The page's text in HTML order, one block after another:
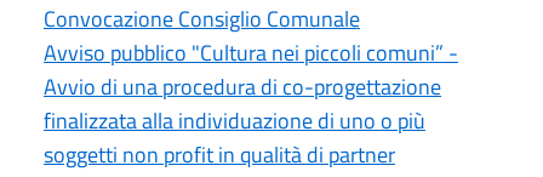
Convocazione Consiglio Comunale
Avviso pubblico "Cultura nei piccoli comuni” -
Avvio di una procedura di co-progettazione
finalizzata alla individuazione di uno o più
soggetti non profit in qualità di partner